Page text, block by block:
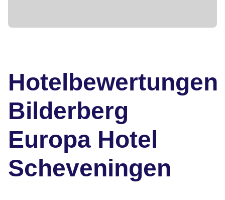
Hotelbewertungen
Bilderberg
Europa Hotel
Scheveningen